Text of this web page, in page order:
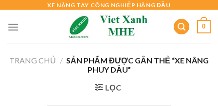
content
XE NÂNG TAY CÔNG NGHIỆP HÀNG ĐẦU
0
TRANG CHỦ / SẢN PHẨM ĐƯỢC GẮN THẺ “XE NÂNG
PHUY DẦU”
LỌC